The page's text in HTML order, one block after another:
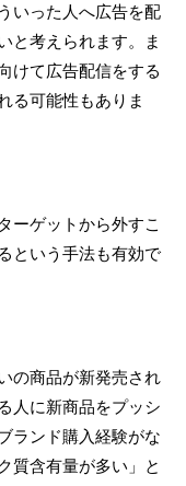
いった人へ広告を配
と考えられます。ま
けて広告配信をする
る可能性もありま
ーゲットから外すこ
という手法も有効で
の商品が新発売され
人に新商品をプッシ
ランド購入経験がな
質含有量が多い」と